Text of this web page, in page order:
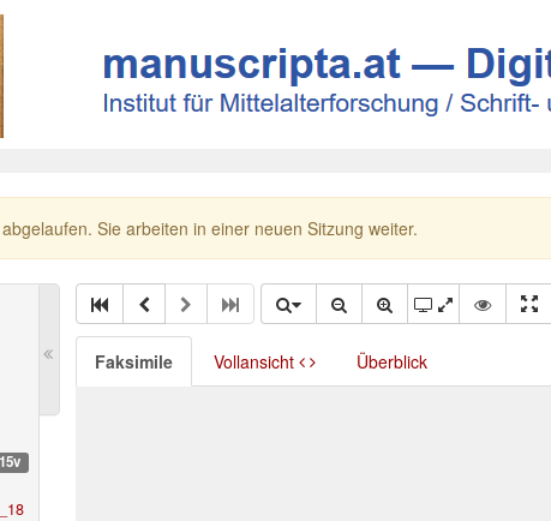
Sie arbeiten in einer neuen Sitzung weiter.
Faksimile Vollansicht Überblick